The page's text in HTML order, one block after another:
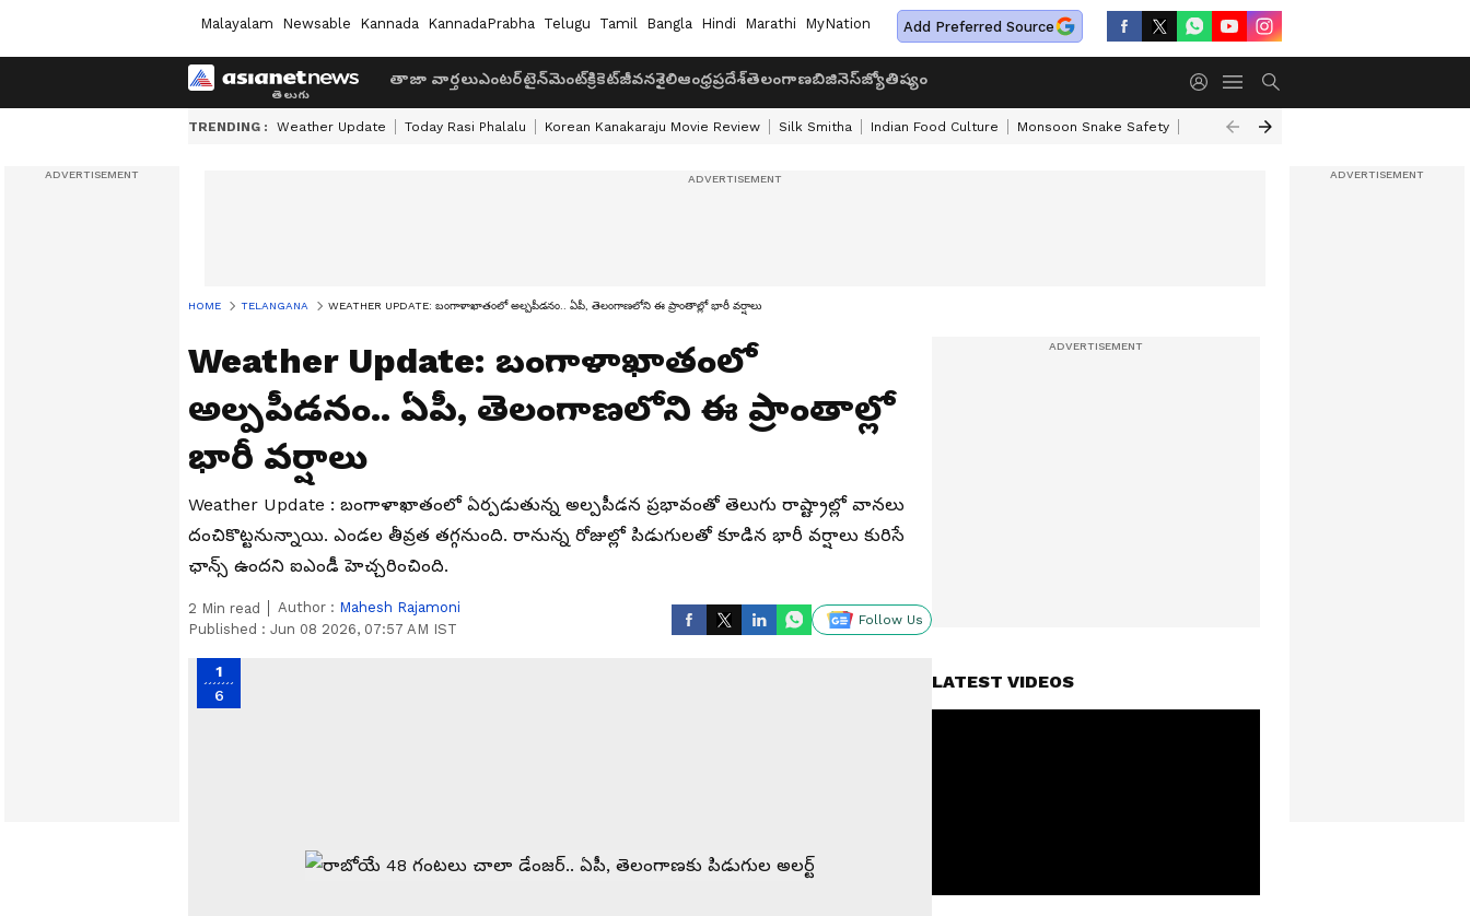
Malayalam Newsable Kannada KannadaPrabha Telugu Tamil Bangla Hindi Marathi MyNation Add Preferred Source
తాజా వార్తలుఎంటర్‌టైన్‌మెంట్క్రికెట్జీవనశైలిఆంధ్రప్రదేశ్తెలంగాణబిజినెస్జ్యోతిష్యం
TRENDING : Weather Update Today Rasi Phalalu Korean Kanakaraju Movie Review Silk Smitha Indian Food Culture Monsoon Snake Safety Akkineni Nageswara Rao
HOME TELANGANA WEATHER UPDATE: బంగాళాఖాతంలో అల్పపీడనం.. ఏపీ, తెలంగాణలోని ఈ ప్రాంతాల్లో భారీ వర్షాలు
Weather Update: బంగాళాఖాతంలో
అల్పపీడనం.. ఏపీ, తెలంగాణలోని ఈ ప్రాంతాల్లో
భారీ వర్షాలు
Weather Update : బంగాళాఖాతంలో ఏర్పడుతున్న అల్పపీడన ప్రభావంతో తెలుగు రాష్ట్రాల్లో వానలు
దంచికొట్టనున్నాయి. ఎండల తీవ్రత తగ్గనుంది. రానున్న రోజుల్లో పిడుగులతో కూడిన భారీ వర్షాలు కురిసే
ఛాన్స్ ఉందని ఐఎండీ హెచ్చరించింది.
2 Min read Author : Mahesh Rajamoni
Published : Jun 08 2026, 07:57 AM IST
Follow Us
1
6
LATEST VIDEOS